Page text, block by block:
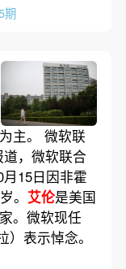
期
主。 微软联
，微软联合
15日因非霍
。 艾伦是美国
。微软现任
表示悼念。